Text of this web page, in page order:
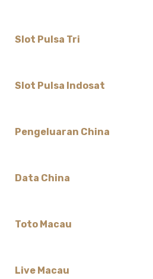
Slot Pulsa Tri
Slot Pulsa Indosat
Pengeluaran China
Data China
Toto Macau
Live Macau